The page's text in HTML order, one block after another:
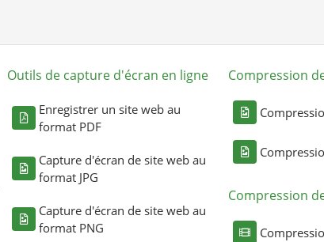
Outils de capture d'écran en ligne
Enregistrer un site web au
format PDF
Capture d'écran de site web au
format JPG
Capture d'écran de site web au
format PNG
Compression
Compression